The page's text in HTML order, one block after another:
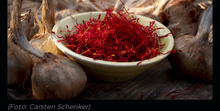
(Foto: Carsten Schenker)